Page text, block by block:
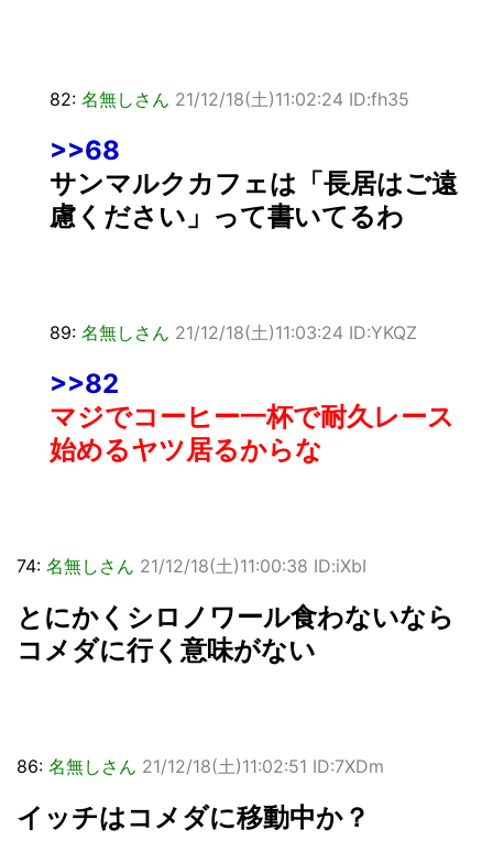
82: 名無しさん 21/12/18(土)11:02:24 ID:fh35
>>68
サンマルクカフェは「長居はご遠
慮ください」って書いてるわ
89: 名無しさん 21/12/18(土)11:03:24 ID:YKQZ
>>82
マジでコーヒー一杯で耐久レース
始めるヤツ居るからな
74: 名無しさん 21/12/18(土)11:00:38 ID:iXbI
とにかくシロノワール食わないなら
コメダに行く意味がない
86: 名無しさん 21/12/18(土)11:02:51 ID:7XDm
イッチはコメダに移動中か？